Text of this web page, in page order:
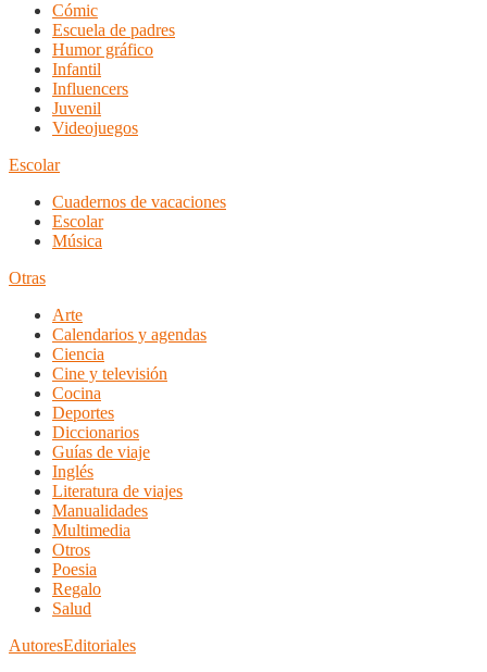
Cómic
Escuela de padres
Humor gráfico
Infantil
Influencers
Juvenil
Videojuegos
Escolar
Cuadernos de vacaciones
Escolar
Música
Otras
Arte
Calendarios y agendas
Ciencia
Cine y televisión
Cocina
Deportes
Diccionarios
Guías de viaje
Inglés
Literatura de viajes
Manualidades
Multimedia
Otros
Poesia
Regalo
Salud
AutoresEditoriales